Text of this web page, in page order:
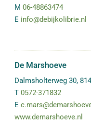
M 06-48863474
E info@debijkolibrie.nl
De Marshoeve
Dalmsholterweg 30,
T 0572-371832
E
www.demarshoeve.nl